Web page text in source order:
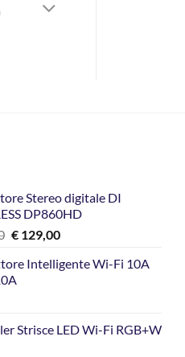
Stereo digitale DI
DP860HD
Il
originale
era:
€129,00Il
attuale
Intelligente Wi-Fi 10A
Strisce LED Wi-Fi RGB+W